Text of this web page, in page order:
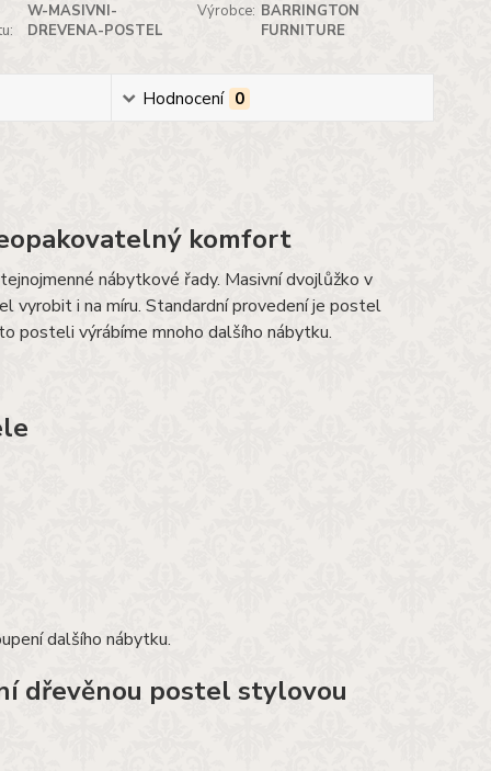
W-MASIVNI-
DREVENA-POSTEL
Výrobce: BARRINGTON
FURNITURE
Hodnocení 0
komfort
nábytkové řady. Masivní dvojlůžko v
vyrobit i na míru. Standardní provedení je postel
posteli výrábíme mnoho dalšího nábytku.
dalšího nábytku.
dřevěnou postel stylovou